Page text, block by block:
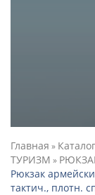
Главная » Каталог
ТУРИЗМ »
Рюкзак
тактич., плотн.